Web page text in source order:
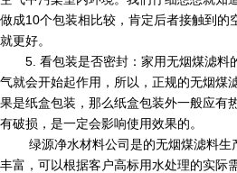
做成10个包装相比较，肯定后者接触到的
就更好。
5. 看包装是否密封：家用无烟煤滤料
气就会开始起作用，所以，正规的无烟煤
果是纸盒包装，那么纸盒包装外一般应有
有破损，是一定会影响使用效果的。
绿源净水材料公司是的无烟煤滤料生
丰富，可以根据客户高标用水处理的实际